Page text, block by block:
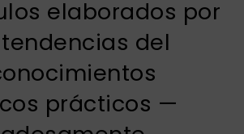
elaborados por
del
prácticos —